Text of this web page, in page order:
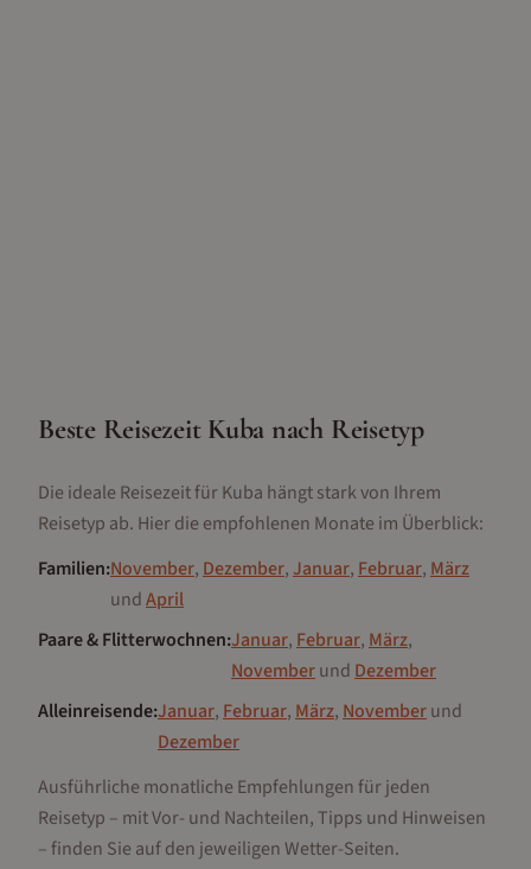
Beste Reisezeit Kuba nach Reisetyp
Die ideale Reisezeit fürKuba hängt stark von Ihrem
Reisetyp ab. Hier die empfohlenen Monate im Überblick:
Familien:November, Dezember,Januar, Februar, März
undApril
Paare & Flitterwochnen:Januar, Februar, März,
Novemberund Dezember
Alleinreisende:Januar, Februar, März, Novemberund
Dezember
Ausführliche monatliche Empfehlungen für jeden
Reisetyp – mit Vor- und Nachteilen, Tipps und Hinweisen
– finden Sie auf den jeweiligen Wetter-Seiten.